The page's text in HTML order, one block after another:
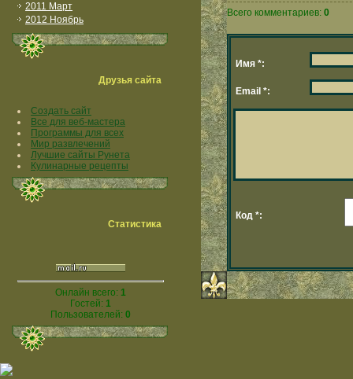
2011 Март
2012 Ноябрь
Друзья сайта
Создать сайт
Все для веб-мастера
Программы для всех
Мир развлечений
Лучшие сайты Рунета
Кулинарные рецепты
Статистика
Онлайн всего: 1
Гостей: 1
Пользователей: 0
Всего комментариев: 0
Имя *:
Email *:
Код *: